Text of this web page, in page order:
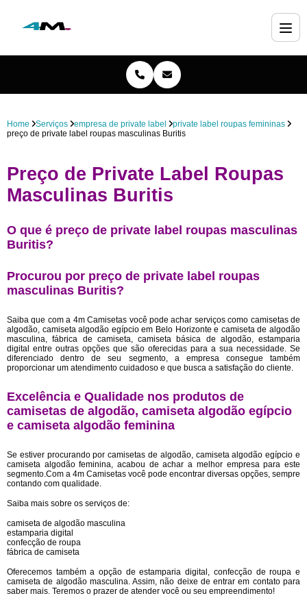
Home Serviços empresa de private label
private label roupas femininas
preço de private label roupas masculinas Buritis
Preço de Private Label Roupas
Masculinas Buritis
O que é preço de private label roupas masculinas
Buritis?
Procurou por preço de private label roupas
masculinas Buritis?
Saiba que com a 4m Camisetas você pode achar serviços como camisetas de
algodão, camiseta algodão egípcio em Belo Horizonte e camiseta de algodão
masculina, fábrica de camiseta, camiseta básica de algodão, estamparia
digital entre outras opções que são oferecidas para a sua necessidade. Se
diferenciado dentro de seu segmento, a empresa consegue também
proporcionar um atendimento cuidadoso e que busca a satisfação do cliente.
Excelência e Qualidade nos produtos de
camisetas de algodão, camiseta algodão egípcio
e camiseta algodão feminina
Se estiver procurando por camisetas de algodão, camiseta algodão egípcio e
camiseta algodão feminina, acabou de achar a melhor empresa para este
segmento.Com a 4m Camisetas você pode encontrar diversas opções, sempre
contando com qualidade.
Saiba mais sobre os serviços de:
camiseta de algodão masculina
estamparia digital
confecção de roupa
fábrica de camiseta
Oferecemos também a opção de estamparia digital, confecção de roupa e
camiseta de algodão masculina. Assim, não deixe de entrar em contato para
saber mais. Teremos o prazer de atender você ou seu empreendimento!